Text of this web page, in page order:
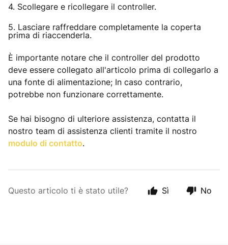
4. Scollegare e ricollegare il controller.
5. Lasciare raffreddare completamente la coperta
prima di riaccenderla.
È importante notare che il controller del prodotto
deve essere collegato all'articolo prima di collegarlo a
una fonte di alimentazione; In caso contrario,
potrebbe non funzionare correttamente.
Se hai bisogno di ulteriore assistenza, contatta il
nostro team di assistenza clienti tramite il nostro
modulo di contatto.
Questo articolo ti è stato utile? Sì No